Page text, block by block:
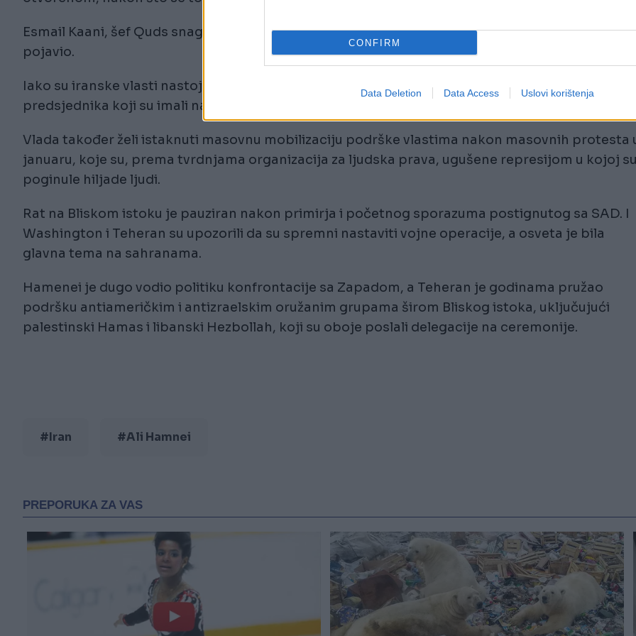
CONFIRM
Data Deletion Data Access Uslovi korištenja
Esmail Kaani, šef Quds snaga IRGC-a - odgovornih za vanjske operacije - također se rijetko
pojavio.
Iako su iranske vlasti nastojale prikazati jedinstven front, nijedan od preživjelih bivših
predsjednika koji su imali napete odnose s Hameneijem, do sada nije viđen na ceremonijama.
Vlada također želi istaknuti masovnu mobilizaciju podrške vlastima nakon masovnih protesta
januaru, koje su, prema tvrdnjama organizacija za ljudska prava, ugušene represijom u kojoj
poginule hiljade ljudi.
Rat na Bliskom istoku je pauziran nakon primirja i početnog sporazuma postignutog sa SAD. I
Washington i Teheran su upozorili da su spremni nastaviti vojne operacije, a osveta je bila
glavna tema na sahranama.
Hamenei je dugo vodio politiku konfrontacije sa Zapadom, a Teheran je godinama pružao
podršku antiameričkim i antizraelskim oružanim grupama širom Bliskog istoka, uključujući
palestinski Hamas i libanski Hezbollah, koji su oboje poslali delegacije na ceremonije.
#Iran #Ali Hamnei